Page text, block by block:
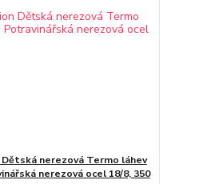
nerezová Termo láhev
nerezová ocel 18/8, 350